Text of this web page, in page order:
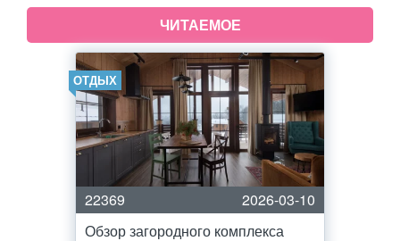
ЧИТАЕМОЕ
ОТДЫХ
22369
2026-03-10
Обзор загородного комплекса